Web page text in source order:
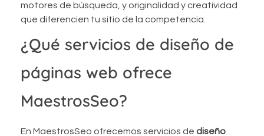
motores de búsqueda, y originalidad y creatividad
que diferencien tu sitio de la competencia.
¿Qué servicios de diseño de
páginas web ofrece
MaestrosSeo?
En MaestrosSeo ofrecemos servicios de diseño